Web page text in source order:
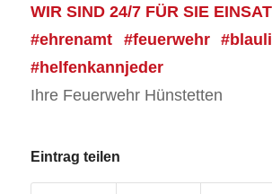
WIR SIND 24/7 FÜR SIE
#ehrenamt #feuerwehr
#helfenkannjeder
Ihre Feuerwehr Hünstetten
Eintrag teilen